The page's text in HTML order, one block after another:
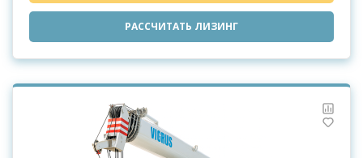
РАССЧИТАТЬ ЛИЗИНГ